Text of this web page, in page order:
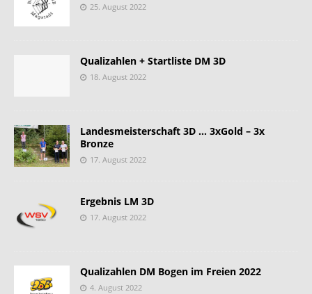
25. August 2022
Qualizahlen + Startliste DM 3D
18. August 2022
Landesmeisterschaft 3D … 3xGold – 3x
Bronze
17. August 2022
Ergebnis LM 3D
17. August 2022
Qualizahlen DM Bogen im Freien 2022
4. August 2022